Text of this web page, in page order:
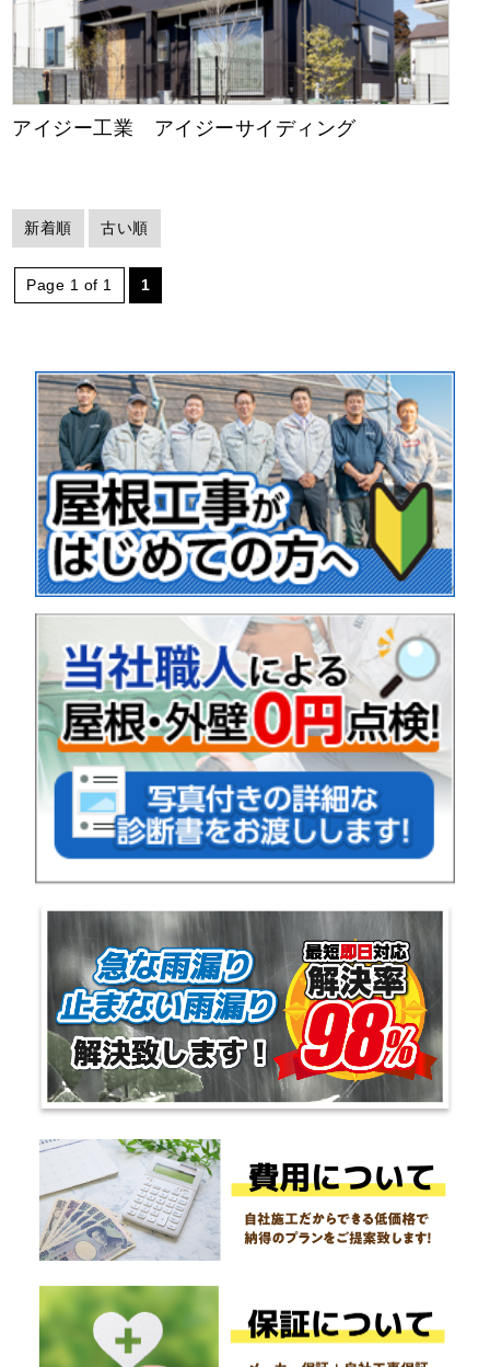
アイジー工業 アイジーサイディング
新着順 古い順
Page 1 of 1 1